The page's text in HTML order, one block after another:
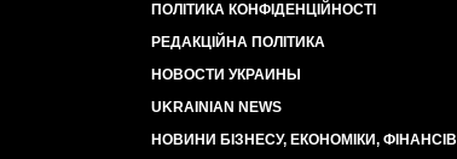
ПОЛІТИКА КОНФІДЕНЦІЙНОСТІ
РЕДАКЦІЙНА ПОЛІТИКА
НОВОСТИ УКРАИНЫ
UKRAINIAN NEWS
НОВИНИ БІЗНЕСУ, ЕКОНОМІКИ, ФІНАНСІВ